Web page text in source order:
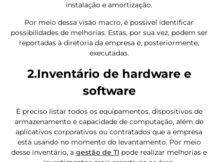
instalação e amortização.
Por meio dessa visão macro, é possível identificar
possibilidades de melhorias. Estas, por sua vez, podem ser
reportadas à diretoria da empresa e, posteriormente,
executadas.
2.Inventário de hardware e
software
É preciso listar todos os equipamentos, dispositivos de
armazenamento e capacidade de computação, além de
aplicativos corporativos ou contratados que a empresa
está usando no momento do levantamento. Por meio
desse inventário, a gestão de TI pode realizar melhorias e